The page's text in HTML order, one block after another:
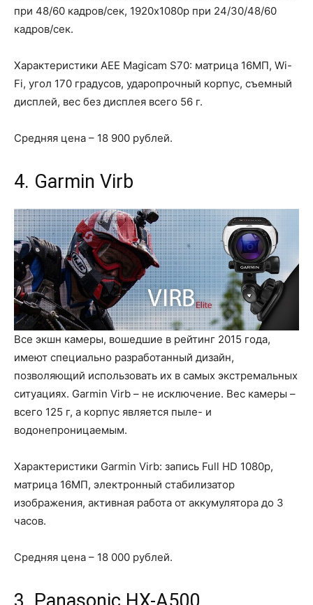
при 48/60 кадров/сек, 1920x1080p при 24/30/48/60
кадров/сек.
Характеристики AEE Magicam S70: матрица 16МП, Wi-
Fi, угол 170 градусов, ударопрочный корпус, съемный
дисплей, вес без дисплея всего 56 г.
Средняя цена – 18 900 рублей.
4. Garmin Virb
Все экшн камеры, вошедшие в рейтинг 2015 года,
имеют специально разработанный дизайн,
позволяющий использовать их в самых экстремальных
ситуациях. Garmin Virb – не исключение. Вес камеры –
всего 125 г, а корпус является пыле- и
водонепроницаемым.
Характеристики Garmin Virb: запись Full HD 1080p,
матрица 16МП, электронный стабилизатор
изображения, активная работа от аккумулятора до 3
часов.
Средняя цена – 18 000 рублей.